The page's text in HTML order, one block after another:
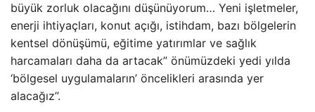
büyük zorluk olacağını düşünüyorum… Yeni işletmeler,
enerji ihtiyaçları, konut açığı, istihdam, bazı bölgelerin
kentsel dönüşümü, eğitime yatırımlar ve sağlık
harcamaları daha da artacak” önümüzdeki yedi yılda
‘bölgesel uygulamaların’ öncelikleri arasında yer
alacağız”.